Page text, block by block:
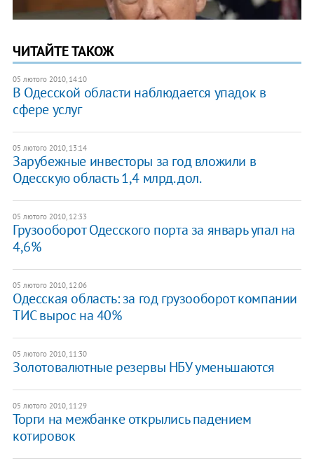
ЧИТАЙТЕ ТАКОЖ
05 лютого 2010, 14:10
В Одесской области наблюдается упадок в
сфере услуг
05 лютого 2010, 13:14
Зарубежные инвесторы за год вложили в
Одесскую область 1,4 млрд. дол.
05 лютого 2010, 12:33
Грузооборот Одесского порта за январь упал на
4,6%
05 лютого 2010, 12:06
Одесская область: за год грузооборот компании
ТИС вырос на 40%
05 лютого 2010, 11:30
Золотовалютные резервы НБУ уменьшаются
05 лютого 2010, 11:29
Торги на межбанке открылись падением
котировок